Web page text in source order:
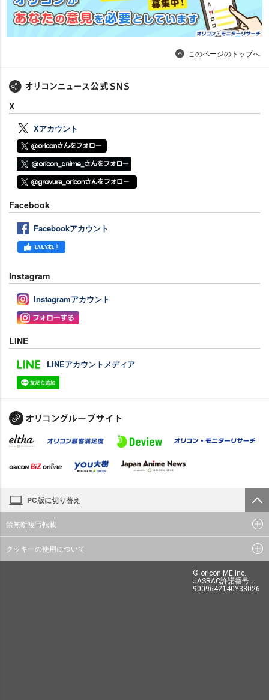
このページのトップへ
X
Xアカウント
Facebook
Facebookアカウント
Instagram
Instagramアカウント
LINE
LINEアカウントメディア
PC版に切り替え
禁無断複写転載
クッキーの使用について
© oricon ME inc.
JASRAC許諾番号：
9009642140Y38026